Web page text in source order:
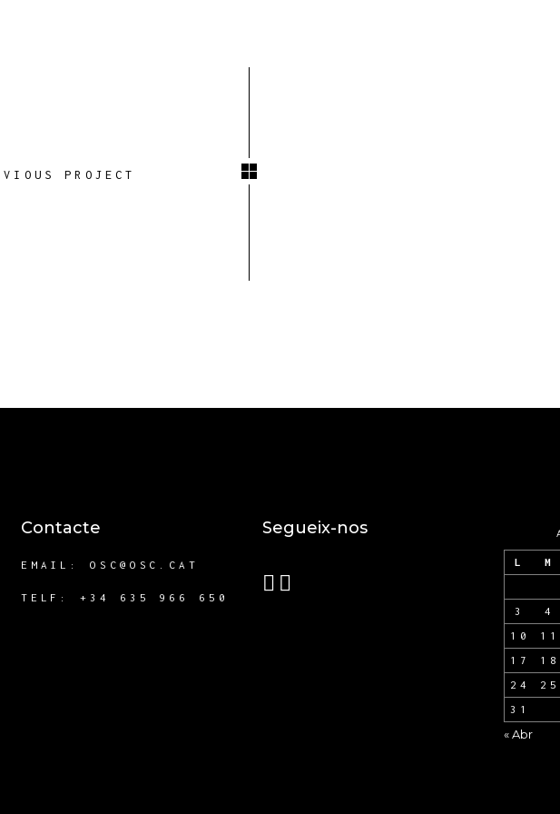
PROJECT
Contacte
EMAIL:OSC@OSC.CAT
TELF: +34 635 966 650
Segueix-nos
L M
3 4
10 11
17 18
24 25
31
« Abr